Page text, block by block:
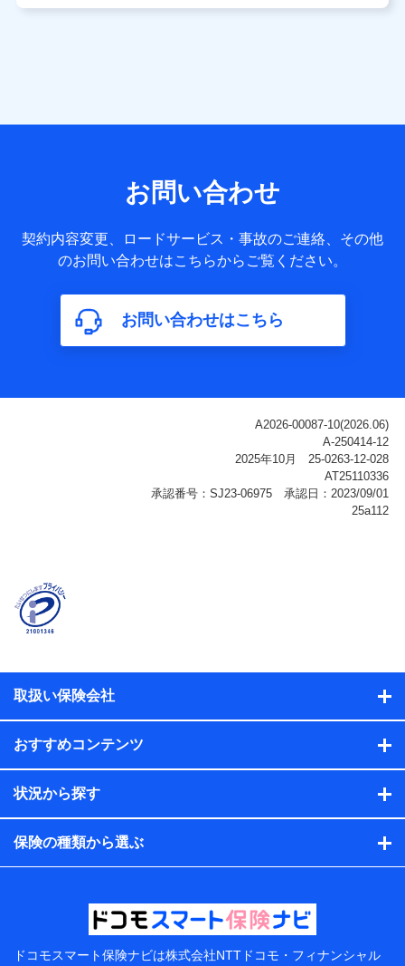
用します。
サービス提供等を通じて取得した、以下の情報などの個人デ
基本情報
氏名、電話番号、メールアドレス、お客さまの識別子、
属性、連絡先、dポイントサービスのご利用に関する情
構成、住所、dポイント残高、dポイント利用履歴などが
含まれます。
利用情報
ご契約状態・ご利用履歴インターネット利用時の行動に
関する情報、アプリケーション利用時の行動に関する情
報、購入されたサービスや商品の名称・購入場所・決済
に関する情報、アンケートの回答に関する情報などが含
名、住所、生年月日、性別、保険契約者と被保険者の関
係、保険加入の目的、保険商品の内容、保険料、保険料
のお支払方法、車のメーカーや走行距離などの情報、建
ル内容や送信履歴の情報及び保険の更改案内等を提供し
保険契約情報
当社または株式会社NTTドコモ・フィナンシャルグルー
プが取得し、又は保有する保険契約に関する情報。例と
して、保険契約者及び被保険者の氏名、住所、生年月
日、性別、保険契約者と被保険者の関係、保険加入の目
的、保険商品の内容、保険料、保険料のお支払方法、車
のメーカーや走行距離などの情報、建物の構造や築年数
などの情報、ペットの種類や年齢などの情報などが含ま
提供当事者から受領当事者が個人データを取得する方法
電子的・電磁的方法等
【共同して利用する者の範囲】
お問い合わせ
契約内容変更、ロードサービス・事故のご連絡、その他
のお問い合わせはこちらからご覧ください。
お問い合わせはこちら
取扱い保険会社
おすすめコンテンツ
状況から探す
保険の種類から選ぶ
ドコモスマート保険ナビは株式会社NTTドコモ・フィナンシャル